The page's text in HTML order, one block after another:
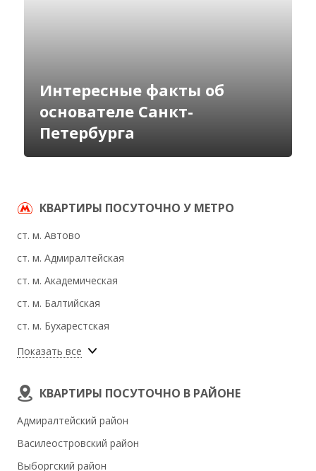
Интересные факты об
основателе Санкт-
Петербурга
КВАРТИРЫ ПОСУТОЧНО У МЕТРО
ст. м. Автово
ст. м. Адмиралтейская
ст. м. Академическая
ст. м. Балтийская
ст. м. Бухарестская
ст. м. Василеостровская
ст. м. Волковская
ст. м. Выборгская
ст. м. Горьковская
ст. м. Гостиный двор
Показать все
КВАРТИРЫ ПОСУТОЧНО В РАЙОНЕ
Адмиралтейский район
Василеостровский район
Выборгский район